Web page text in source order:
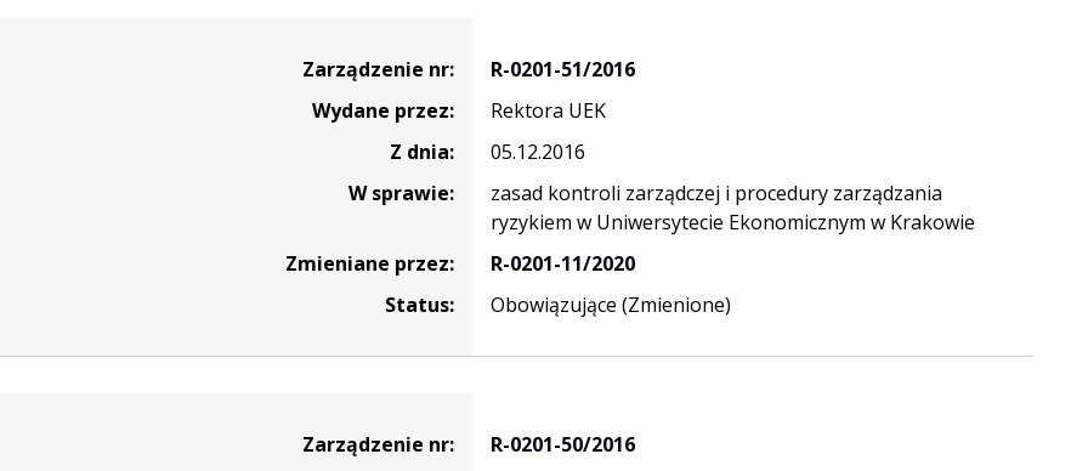
Zarządzenie nr:
R-0201-51/2016
Wydane przez:
Rektora UEK
Z dnia:
05.12.2016
W sprawie:
zasad kontroli zarządczej i procedury zarządzania
ryzykiem w Uniwersytecie Ekonomicznym w Krakowie
Zmieniane przez:
R-0201-11/2020
Status:
Obowiązujące (Zmienione)
Zarządzenie nr:
R-0201-50/2016